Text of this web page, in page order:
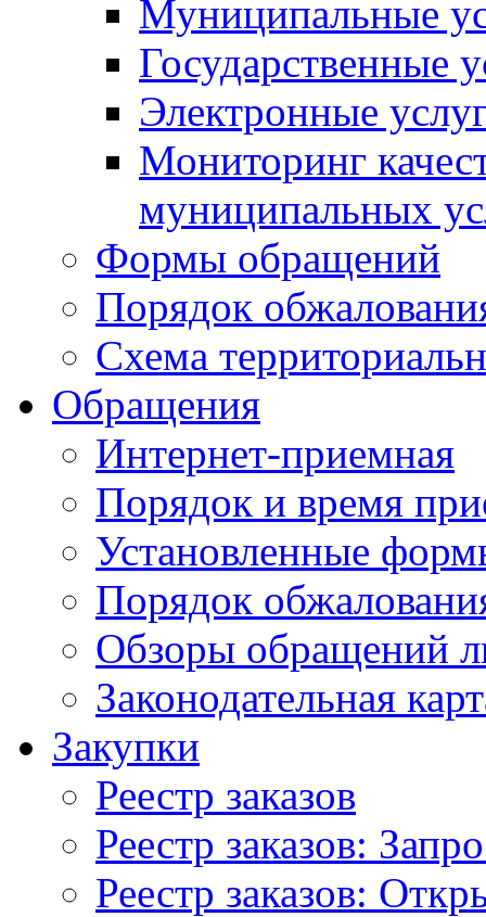
Муниципальные
Государственные
Электронные
Мониторинг
муниципальных
Формы обращений
Порядок
Схема
Обращения
Интернет-приемная
Порядок и время
Установленные
Порядок
Обзоры обращений
Законодательная
Закупки
Реестр заказов
Реестр заказов:
Реестр заказов: